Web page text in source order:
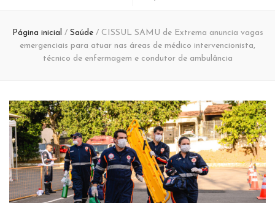
Página inicial / Saúde / CISSUL SAMU de Extrema anuncia vagas
emergenciais para atuar nas áreas de médico intervencionista,
técnico de enfermagem e condutor de ambulância